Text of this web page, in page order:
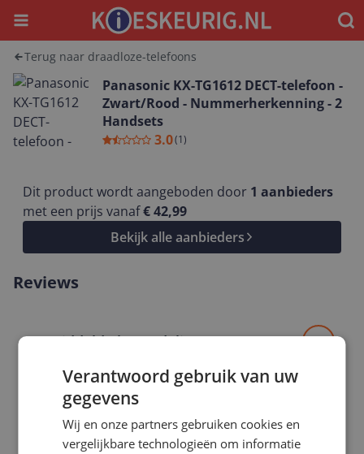
Menu
Terug naar draadloze-telefoons
Panasonic KX-TG1612 DECT-telefoon -
Zwart/Rood - Nummerherkenning - 2
Handsets
3.0(1)
Dit product wordt aangeboden door 1 aanbieders
met een prijs vanaf€ 42,99
Bekijk alle aanbieders
Reviews
Gemiddelde beoordeling 3
De gemiddelde beoordeling is gebaseerd op 1
goedgekeurde reviews die zijn achtergelaten voor de
Panasonic KX-TG1612 DECT-telefoon - Zwart/Rood -
Nummerherkenning - 2 Handsets op Kieskeurig. Deze
beoordeling wordt berekend door de som van de
Verantwoord gebruik van uw
gegevens
Wij en onze partners gebruiken cookies en
vergelijkbare technologieën om informatie